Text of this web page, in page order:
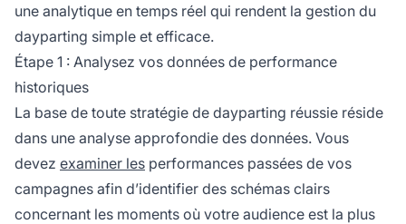
une analytique en temps réel qui rendent la gestion du
dayparting simple et efficace.
Étape 1 : Analysez vos données de performance
historiques
La base de toute stratégie de dayparting réussie réside
dans une analyse approfondie des données. Vous
devez examiner les performances passées de vos
campagnes afin d’identifier des schémas clairs
concernant les moments où votre audience est la plus